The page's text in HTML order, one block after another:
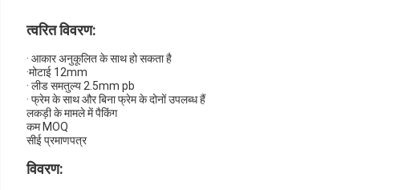
त्वरित विवरण:
· आकार अनुकूलित के साथ हो सकता है
·मोटाई 12mm
· लीड समतुल्य 2.5mm pb
· फ्रेम के साथ और बिना फ्रेम के दोनों उपलब्ध हैं
लकड़ी के मामले में पैकिंग
कम MOQ
सीई प्रमाणपत्र
विवरण: